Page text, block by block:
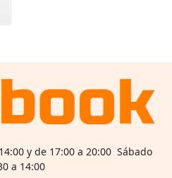
y de 17:00 a 20:00 Sábado
a 14:00